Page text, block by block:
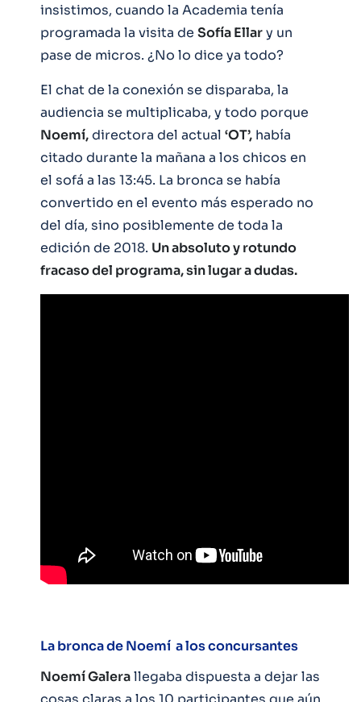
insistimos, cuando la Academia tenía
programada la visita de Sofía Ellary un
pase de micros. ¿No lo dice ya todo?
El chat de la conexión se disparaba, la
audiencia se multiplicaba, y todo porque
Noemí,directora del actual ‘OT’, había
citado durante la mañana a los chicos en
el sofá a las 13:45. La bronca se había
convertido en el evento más esperado no
del día, sino posiblemente de toda la
edición de 2018. Un absoluto y rotundo
fracaso del programa, sin lugar a dudas.
La bronca de Noemí a los concursantes
Noemí Galerallegaba dispuesta a dejar las